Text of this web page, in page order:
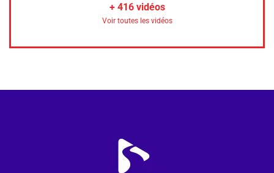
+ 416vidéos
Voir toutes les vidéos